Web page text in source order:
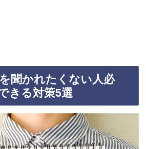
聞かれたくない人必
きる対策5選